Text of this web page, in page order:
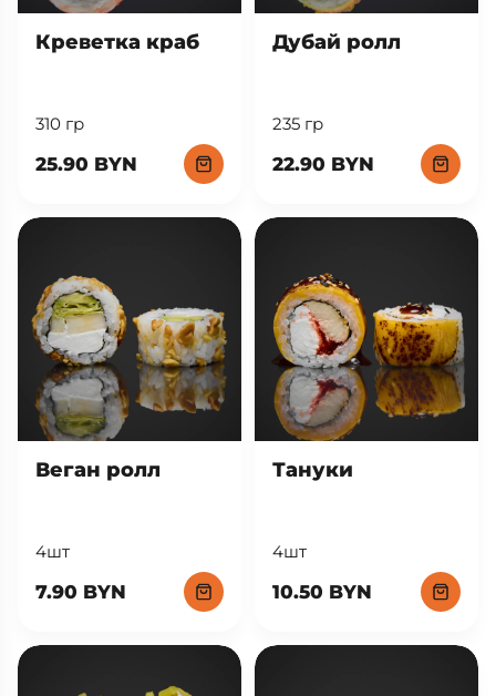
Креветка краб
310 гр
25.90 BYN
Дубай ролл
235 гр
22.90 BYN
Веган ролл
4шт
7.90 BYN
Тануки
4шт
10.50 BYN